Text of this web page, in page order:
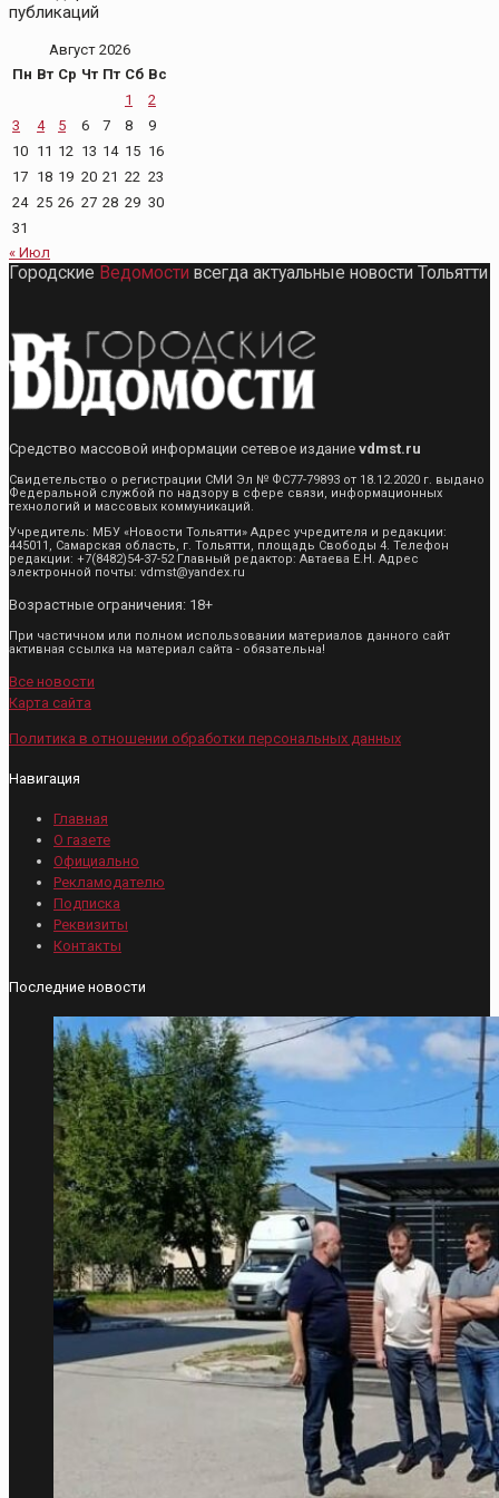
публикаций
Август 2026
Пн Вт Ср Чт Пт Сб Вс
1
2
3
4 5 6 7 8
9
10 11 12 13 14 15 16
17 18 19 20 21 22 23
24 25 26 27 28 29 30
31
« Июл
Городские Ведомости всегда актуальные новости Тольятти
Средство массовой информации сетевое издание vdmst.ru
Свидетельство о регистрации СМИ Эл № ФС77-79893 от 18.12.2020 г. выдано
Федеральной службой по надзору в сфере связи, информационных
технологий и массовых коммуникаций.
Учредитель: МБУ «Новости Тольятти» Адрес учредителя и редакции:
445011, Самарская область, г. Тольятти, площадь Свободы 4. Телефон
редакции: +7(8482)54-37-52 Главный редактор: Автаева Е.Н. Адрес
электронной почты: vdmst@yandex.ru
Возрастные ограничения: 18+
При частичном или полном использовании материалов данного сайт
активная ссылка на материал сайта - обязательна!
Все новости
Карта сайта
Политика в отношении обработки персональных данных
Навигация
Главная
О газете
Официально
Рекламодателю
Подписка
Реквизиты
Контакты
Последние новости